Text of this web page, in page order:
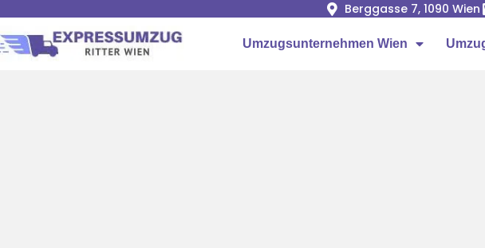
Berggasse 7, 1090 Wien
Umzugsunternehmen Wien